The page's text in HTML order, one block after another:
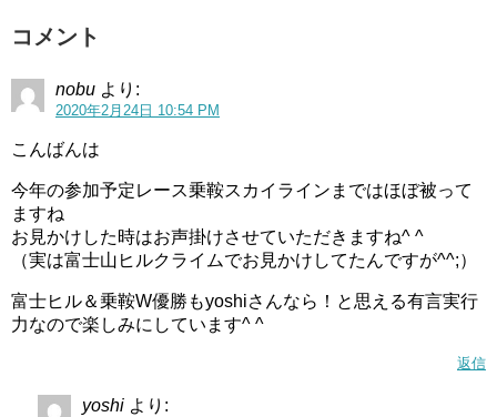
コメント
nobu より:
2020年2月24日 10:54 PM
こんばんは
今年の参加予定レース乗鞍スカイラインまではほぼ被って
ますね
お見かけした時はお声掛けさせていただきますね^ ^
（実は富士山ヒルクライムでお見かけしてたんですが^^;）
富士ヒル＆乗鞍W優勝もyoshiさんなら！と思える有言実行
力なので楽しみにしています^ ^
返信
yoshi より: